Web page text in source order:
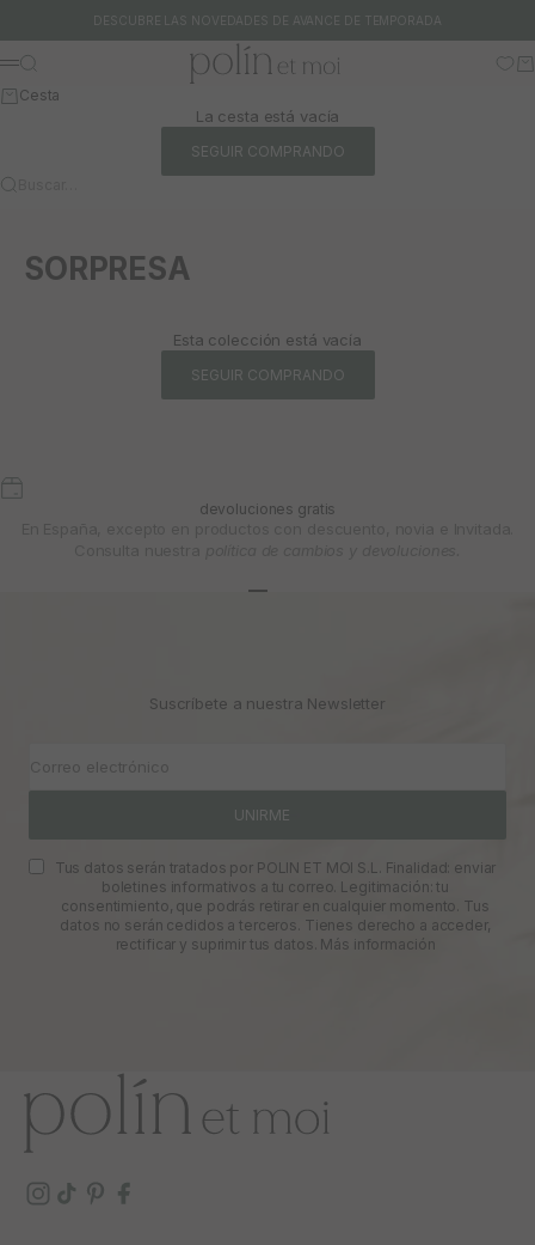
DESCUBRE LAS NOVEDADES DE AVANCE DE TEMPORADA
Polín et moi
Menú
Buscar
Cesta
La cesta está vacía
SEGUIR COMPRANDO
Buscar…
SORPRESA
Esta colección está vacía
SEGUIR COMPRANDO
devoluciones gratis
Suscríbete a nuestra Newsletter
Correo electrónico
UNIRME
Tus datos serán tratados por POLIN ET MOI S.L. Finalidad: enviar
boletines informativos a tu correo. Legitimación: tu
consentimiento, que podrás retirar en cualquier momento. Tus
datos no serán cedidos a terceros. Tienes derecho a acceder,
rectificar y suprimir tus datos. Más información